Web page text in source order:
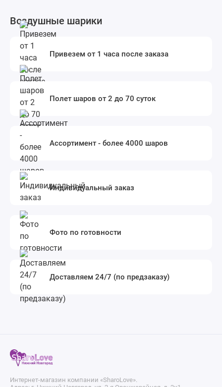
Воздушные шарики
Привезем от 1 часа после заказа
Полет шаров от 2 до 70 суток
Ассортимент - более 4000 шаров
Индивидуальный заказ
Фото по готовности
Доставляем 24/7 (по предзаказу)
Интернет-магазин компании «SharoLove».